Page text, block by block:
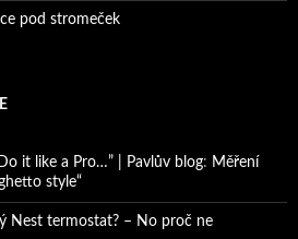
pod stromeček
it like a Pro…” | Pavlův blog: Měření
style“
Nest termostat? – No proč ne